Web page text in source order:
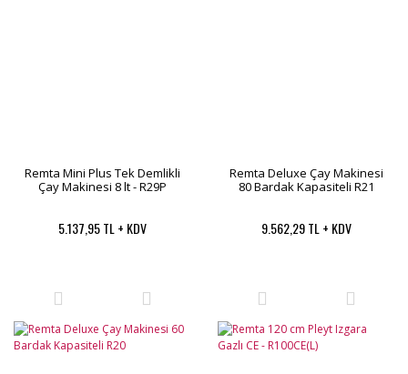
Remta Mini Plus Tek Demlikli
Çay Makinesi 8 lt - R29P
5.137,95 TL + KDV
Remta Deluxe Çay Makinesi
80 Bardak Kapasiteli R21
9.562,29 TL + KDV